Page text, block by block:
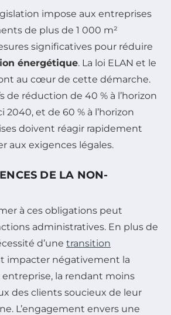
impose aux entreprises
de plus de 1 000 m²
significatives pour réduire
énergétique. La loi ELAN et le
au cœur de cette démarche.
de réduction de 40 % à l’horizon
2040, et de 60 % à l’horizon
doivent réagir rapidement
aux exigences légales.
DE LA NON-
à ces obligations peut
administratives. En plus de
d’une transition
impacter négativement la
la rendant moins
des clients soucieux de leur
L’engagement envers une